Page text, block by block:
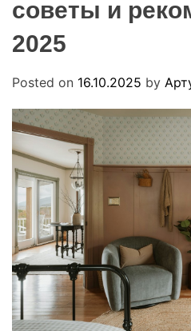
u
советы и
2025
Posted on 16.10.2025 by